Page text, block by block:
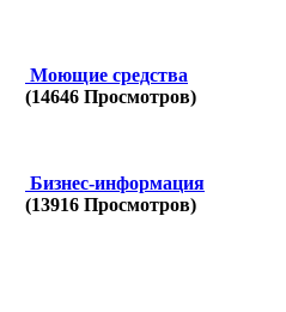
Моющие средства
(14646 Просмотров)
Бизнес-информация
(13916 Просмотров)